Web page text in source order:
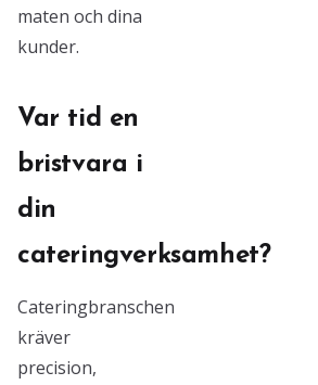
maten och dina
kunder.
Var tid en
bristvara i
din
cateringverksamhet?
Cateringbranschen
kräver
precision,